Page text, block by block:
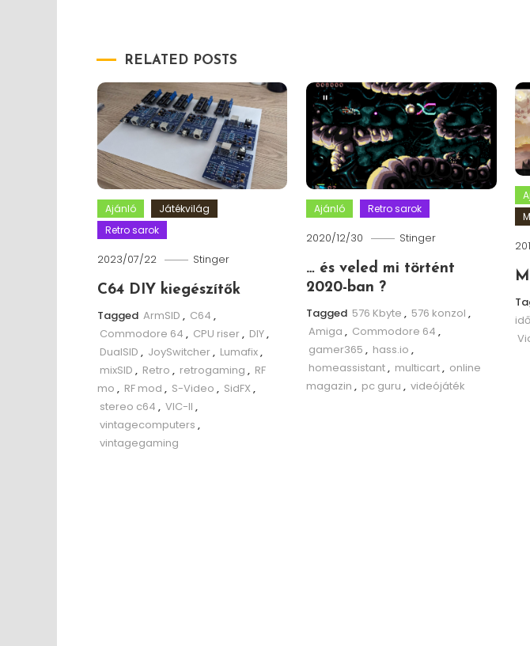
RELATED POSTS
Ajánló
Játékvilág
Retro sarok
2023/07/22 Stinger
C64 DIY kiegészítők
Tagged ArmSID , C64 ,
Commodore 64 , CPU riser, DIY,
DualSID , JoySwitcher, Lumafix,
mixSID , Retro , retrogaming , RF
mo , RF mod , S-Video , SidFX ,
stereo c64 , VIC-II ,
vintagecomputers ,
vintagegaming
Ajánló Retro sarok
2020/12/30 Stinger
… és veled mi történt
2020-ban ?
Tagged 576 Kbyte , 576 konzol ,
Amiga , Commodore 64 ,
gamer365 , hass.io ,
homeassistant, multicart, online
magazin , pc guru , videójáték